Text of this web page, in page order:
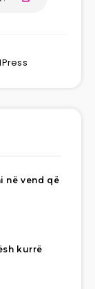
në vend që
kurrë